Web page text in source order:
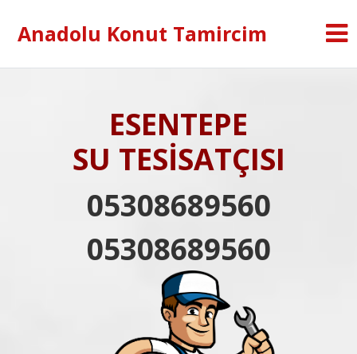
Anadolu Konut Tamircim
ESENTEPE
SU TESİSATÇISI
05308689560
05308689560